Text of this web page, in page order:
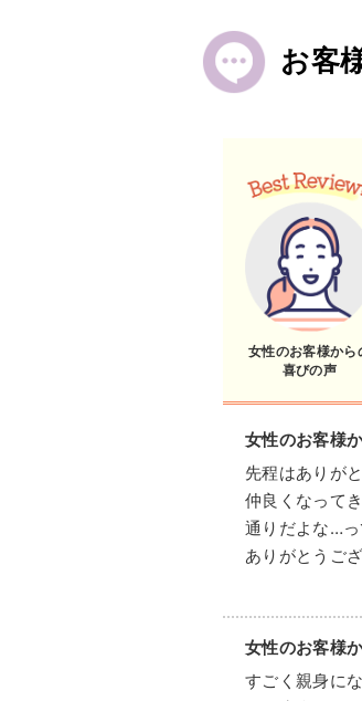
お客
女性のお客様から
喜びの声
女性のお客様
先程はありが
仲良くなって
通りだよな…
ありがとうご
女性のお客様
すごく親身に